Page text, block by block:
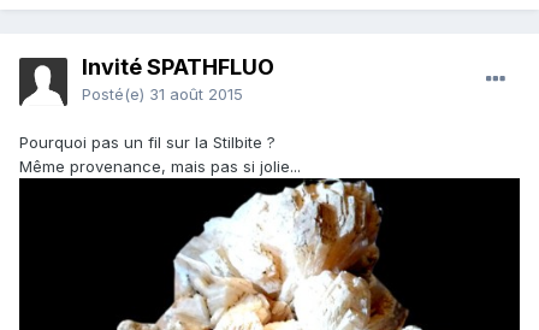
Invité SPATHFLUO
Posté(e) 31 août 2015
Pourquoi pas un fil sur la Stilbite ?
Même provenance, mais pas si jolie...